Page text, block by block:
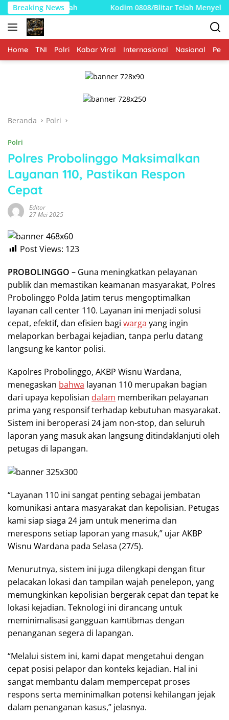
Langsung
ke
konten
Breaking News
Kodim 0808/Blitar Telah Menyelesaikan Pembangunan
Home TNI Polri Kabar Viral Internasional Nasional
Beranda Polri
Polri
Polres Probolinggo Maksimalkan
Layanan 110, Pastikan Respon
Cepat
Editor
27 Mei 2025
Post Views: 123
PROBOLINGGO – Guna meningkatkan pelayanan
publik dan memastikan keamanan masyarakat, Polres
Probolinggo Polda Jatim terus mengoptimalkan
layanan call center 110. Layanan ini menjadi solusi
cepat, efektif, dan efisien bagi warga yang ingin
melaporkan berbagai kejadian, tanpa perlu datang
langsung ke kantor polisi.
Kapolres Probolinggo, AKBP Wisnu Wardana,
menegaskan bahwa layanan 110 merupakan bagian
dari upaya kepolisian dalam memberikan pelayanan
prima yang responsif terhadap kebutuhan masyarakat.
Sistem ini beroperasi 24 jam non-stop, dan seluruh
laporan yang masuk akan langsung ditindaklanjuti oleh
petugas di lapangan.
“Layanan 110 ini sangat penting sebagai jembatan
komunikasi antara masyarakat dan kepolisian. Petugas
kami siap siaga 24 jam untuk menerima dan
merespons setiap laporan yang masuk,” ujar AKBP
Wisnu Wardana pada Selasa (27/5).
Menurutnya, sistem ini juga dilengkapi dengan fitur
pelacakan lokasi dan tampilan wajah penelepon, yang
memungkinkan kepolisian bergerak cepat dan tepat ke
lokasi kejadian. Teknologi ini dirancang untuk
meminimalisasi gangguan kamtibmas dengan
penanganan segera di lapangan.
“Melalui sistem ini, kami dapat mengetahui dengan
cepat posisi pelapor dan konteks kejadian. Hal ini
sangat membantu dalam mempercepat proses
respons serta meminimalkan potensi kehilangan jejak
dalam penanganan kasus,” jelasnya.